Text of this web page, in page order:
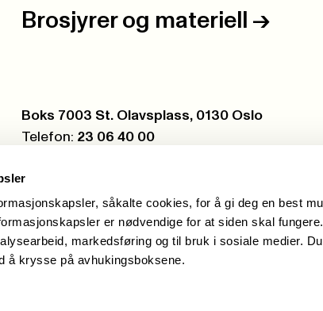
såkalte cookies, for å gi deg en best
er nødvendige for at siden skal
markedsføring og til bruk i sosiale medier.
å krysse på avhukingsboksene.
Brosjyrer og materiell ->
Postboks:
Boks 7003 St. Olavsplass, 0130 Oslo
Telefon: 23 06 40 00